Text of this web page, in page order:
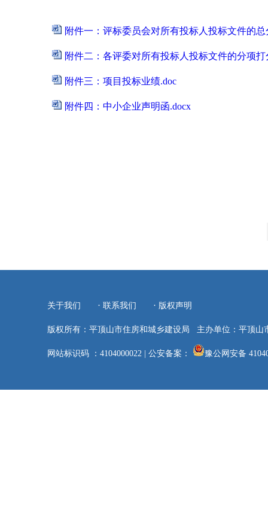
附件一：评标委员会对所有投标人投标文件的总
附件二：各评委对所有投标人投标文件的分项打
附件三：项目投标业绩.doc
附件四：中小企业声明函.docx
关于我们 · 联系我们 · 版权声明
版权所有：平顶山市住房和城乡建设局 主办单位：平顶山
网站标识码 ：4104000022| 公安备案： 豫公网安备